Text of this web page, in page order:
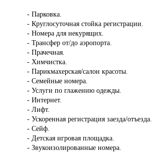
- Парковка.
- Круглосуточная стойка регистрации.
- Номера для некурящих.
- Трансфер от/до аэропорта.
- Прачечная.
- Химчистка.
- Парикмахерская/салон красоты.
- Семейные номера.
- Услуги по глажению одежды.
- Интернет.
- Лифт.
- Ускоренная регистрация заезда/отъезда.
- Сейф.
- Детская игровая площадка.
- Звукоизолированные номера.